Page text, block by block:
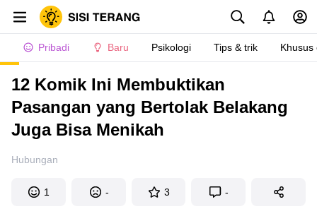
Pribadi Baru Psikologi Tips & trik Khusus
12 Komik Ini Membuktikan
Pasangan yang Bertolak Belakang
Juga Bisa Menikah
Hubungan
1 - 3 -